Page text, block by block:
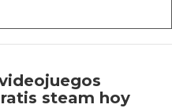
steam hoy